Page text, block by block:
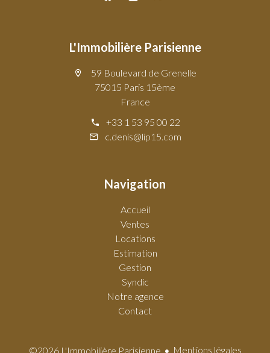
L'Immobilière Parisienne
59 Boulevard de Grenelle
75015 Paris 15ème
France
+33 1 53 95 00 22
c.denis@lip15.com
Navigation
Accueil
Ventes
Locations
Estimation
Gestion
Syndic
Notre agence
Contact
©2026 L'Immobilière Parisienne Mentions légales